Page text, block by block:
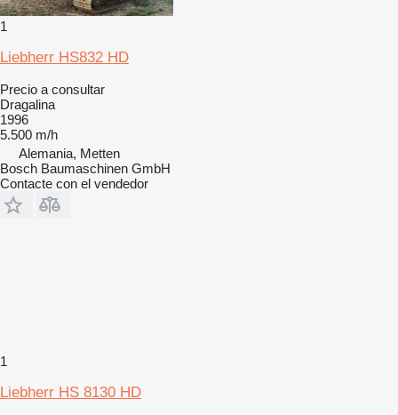
1
Liebherr HS832 HD
Precio a consultar
Dragalina
1996
5.500 m/h
Alemania, Metten
Bosch Baumaschinen GmbH
Contacte con el vendedor
1
Liebherr HS 8130 HD